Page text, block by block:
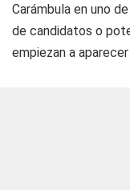
Carámbula en uno
de candidatos o
empiezan a